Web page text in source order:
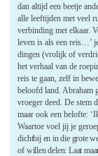
dan altijd een beetje
alle leeftijden met veel
verbinding met elkaar.
leven is als een reis…’
dingen (vrolijk of
het verhaal van de
reis te gaan, zelf in
beloofd land. Abraham
vroeger deed. De stem
maar ook een belofte:
Waartoe voel jij je
dichtbij en in die grote
of willen delen: Laat